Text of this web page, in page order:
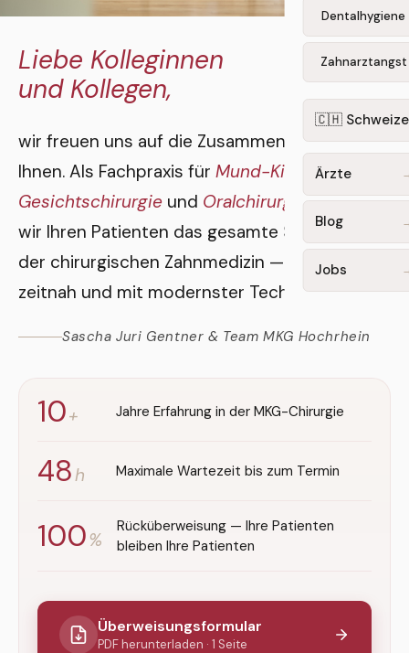
Dentalhygiene
Zahnarztangst
🇨🇭
Ärzte
Blog
Jobs
Liebe Kolleginnen
und Kollegen,
wir freuen uns auf die Zusammenarbeit mit
Ihnen. Als Fachpraxis für Mund-Kiefer-
Gesichtschirurgie und Oralchirurgiebieten
wir Ihren Patienten das gesamte Spektrum
der chirurgischen Zahnmedizin — kompetent,
zeitnah und mit modernster Technik.
Sascha Juri Gentner & Team MKG Hochrhein
10+ Jahre Erfahrung in der MKG-Chirurgie
48h Maximale Wartezeit bis zum Termin
100 %
Rücküberweisung — Ihre Patienten
bleiben Ihre Patienten
Überweisungsformular
PDF herunterladen · 1 Seite